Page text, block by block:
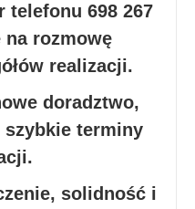
telefonu 698 267
rozmowę
realizacji.
doradztwo,
szybkie terminy
solidność i